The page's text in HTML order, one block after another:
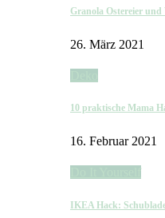
Granola Ostereier und
26. März 2021
10 praktische Mama
16. Februar 2021
IKEA Hack: